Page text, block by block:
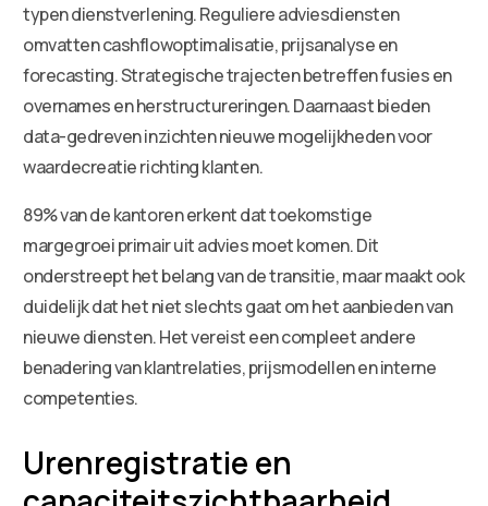
typen dienstverlening. Reguliere adviesdiensten
omvatten cashflowoptimalisatie, prijsanalyse en
forecasting. Strategische trajecten betreffen fusies en
overnames en herstructureringen. Daarnaast bieden
data-gedreven inzichten nieuwe mogelijkheden voor
waardecreatie richting klanten.
89% van de kantoren erkent dat toekomstige
margegroei primair uit advies moet komen. Dit
onderstreept het belang van de transitie, maar maakt ook
duidelijk dat het niet slechts gaat om het aanbieden van
nieuwe diensten. Het vereist een compleet andere
benadering van klantrelaties, prijsmodellen en interne
competenties.
Urenregistratie en